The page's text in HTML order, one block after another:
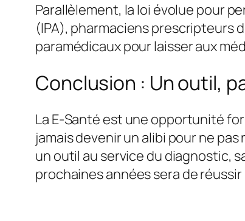
Parallèlement, la loi évolue pour
(IPA), pharmaciens prescripteurs
paramédicaux pour laisser aux
Conclusion : Un outil,
La E-Santé est une opportunité
jamais devenir un alibi pour ne
un outil au service du diagnostic,
prochaines années sera de